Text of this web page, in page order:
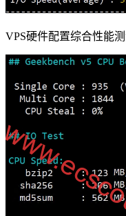
VPS硬件配置综合性能测